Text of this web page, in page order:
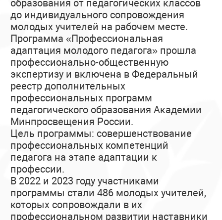
образования от педагогических классов
до индивидуального сопровождения
молодых учителей на рабочем месте.
Программа «Профессиональная
адаптация молодого педагога» прошла
профессионально-общественную
экспертизу и включена в Федеральный
реестр дополнительных
профессиональных программ
педагогического образования Академии
Минпросвещения России.
Цель программы: совершенствование
профессиональных компетенций
педагога на этапе адаптации к
профессии.
В 2022 и 2023 году участниками
программы стали 486 молодых учителей,
которых сопровождали в их
профессиональном развитии наставники